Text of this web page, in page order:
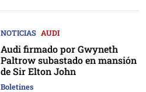
NOTICIAS AUDI
Audi firmado por Gwyneth
Paltrow subastado en mansión
de Sir Elton John
Boletines